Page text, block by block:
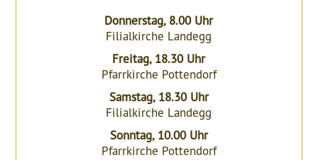
Donnerstag, 8.00 Uhr
Filialkirche Landegg
Freitag, 18.30 Uhr
Pfarrkirche Pottendorf
Samstag, 18.30 Uhr
Filialkirche Landegg
Sonntag, 10.00 Uhr
Pfarrkirche Pottendorf